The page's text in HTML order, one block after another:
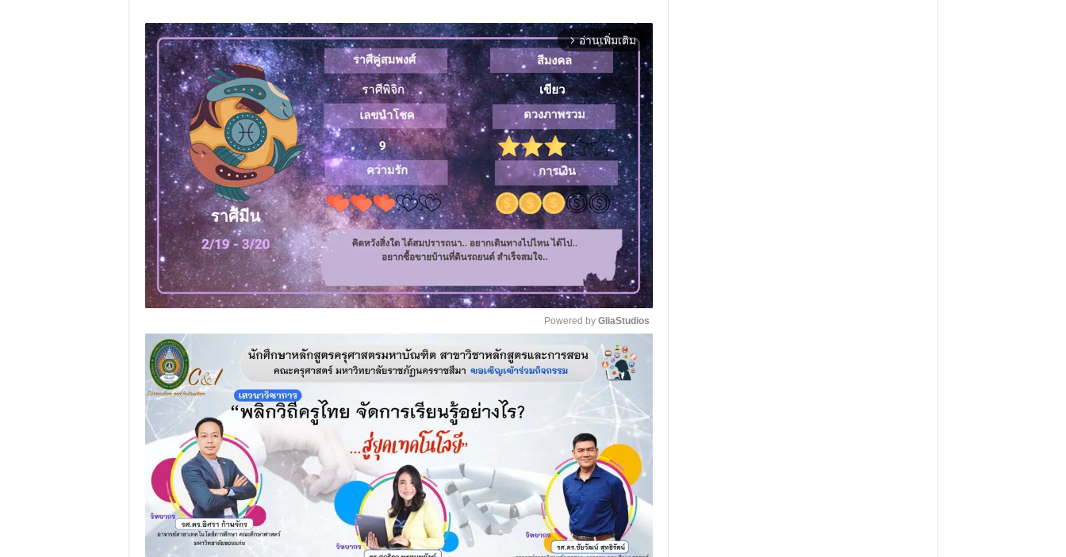
arrow_forward_ios อ่านเพิ่มเติม
Powered by GliaStudios